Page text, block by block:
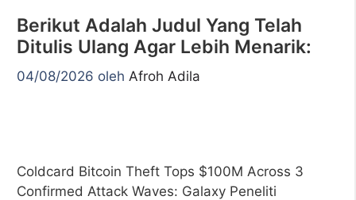
Berikut Adalah Judul Yang Telah
Ditulis Ulang Agar Lebih Menarik:
04/08/2026 oleh Afroh Adila
Coldcard Bitcoin Theft Tops $100M Across 3
Confirmed Attack Waves: Galaxy Peneliti